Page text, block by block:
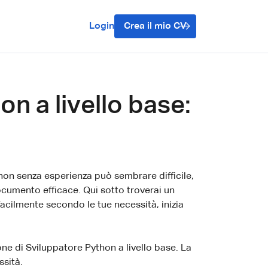
Login Crea il mio CV
a livello base:
senza esperienza può sembrare difficile,
efficace. Qui sotto troverai un
secondo le tue necessità, inizia
di Sviluppatore Python a livello base. La